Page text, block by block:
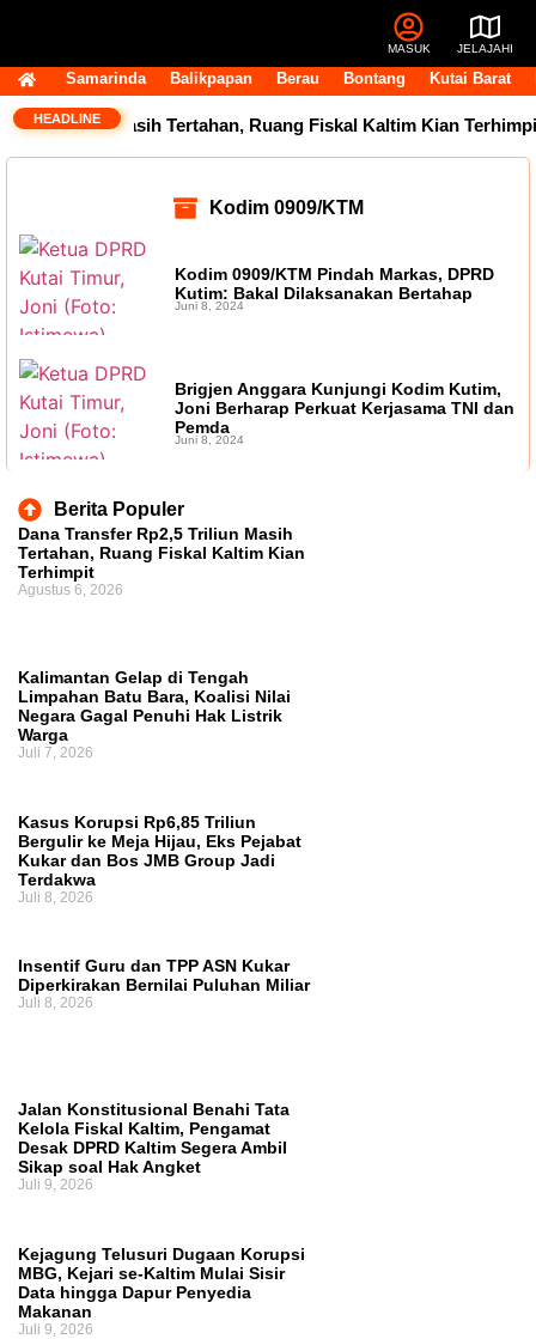
MASUK JELAJAHI
Samarinda Balikpapan Berau Bontang Kutai Barat
HEADLINE
Triliun Masih Tertahan, Ruang Fiskal Kaltim Kian Terhimpit
Kodim 0909/KTM
Kodim 0909/KTM Pindah Markas, DPRD
Kutim: Bakal Dilaksanakan Bertahap
Juni 8, 2024
Brigjen Anggara Kunjungi Kodim Kutim,
Joni Berharap Perkuat Kerjasama TNI dan
Pemda
Juni 8, 2024
Berita Populer
Dana Transfer Rp2,5 Triliun Masih
Tertahan, Ruang Fiskal Kaltim Kian
Terhimpit
Agustus 6, 2026
Kalimantan Gelap di Tengah
Limpahan Batu Bara, Koalisi Nilai
Negara Gagal Penuhi Hak Listrik
Warga
Juli 7, 2026
Kasus Korupsi Rp6,85 Triliun
Bergulir ke Meja Hijau, Eks Pejabat
Kukar dan Bos JMB Group Jadi
Terdakwa
Juli 8, 2026
Insentif Guru dan TPP ASN Kukar
Diperkirakan Bernilai Puluhan Miliar
Juli 8, 2026
Jalan Konstitusional Benahi Tata
Kelola Fiskal Kaltim, Pengamat
Desak DPRD Kaltim Segera Ambil
Sikap soal Hak Angket
Juli 9, 2026
Kejagung Telusuri Dugaan Korupsi
MBG, Kejari se-Kaltim Mulai Sisir
Data hingga Dapur Penyedia
Makanan
Juli 9, 2026